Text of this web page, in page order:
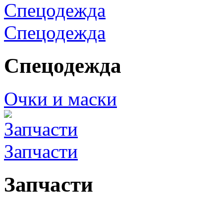
Спецодежда
Спецодежда
Очки и маски
Запчасти
Запчасти